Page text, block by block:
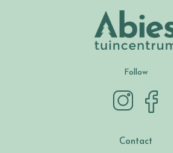
Follow
Contact